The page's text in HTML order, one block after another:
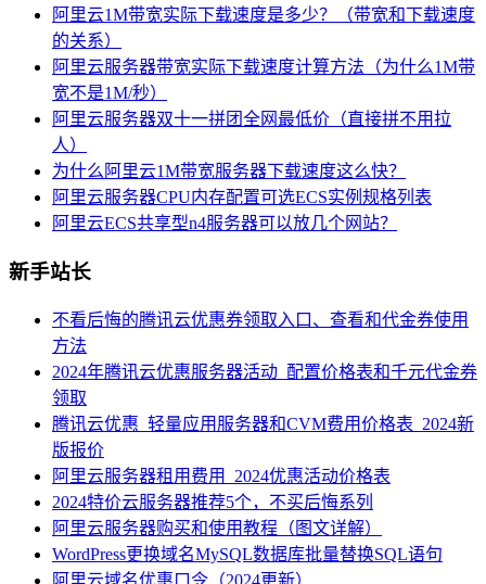
阿里云1M带宽实际下载速度是多少？（带宽和下载速度
的关系）
阿里云服务器带宽实际下载速度计算方法（为什么1M带
宽不是1M/秒）
阿里云服务器双十一拼团全网最低价（直接拼不用拉
人）
为什么阿里云1M带宽服务器下载速度这么快？
阿里云服务器CPU内存配置可选ECS实例规格列表
阿里云ECS共享型n4服务器可以放几个网站？
新手站长
不看后悔的腾讯云优惠券领取入口、查看和代金券使用
方法
2024年腾讯云优惠服务器活动_配置价格表和千元代金券
领取
腾讯云优惠_轻量应用服务器和CVM费用价格表_2024新
版报价
阿里云服务器租用费用_2024优惠活动价格表
2024特价云服务器推荐5个，不买后悔系列
阿里云服务器购买和使用教程（图文详解）
WordPress更换域名MySQL数据库批量替换SQL语句
阿里云域名优惠口令（2024更新）